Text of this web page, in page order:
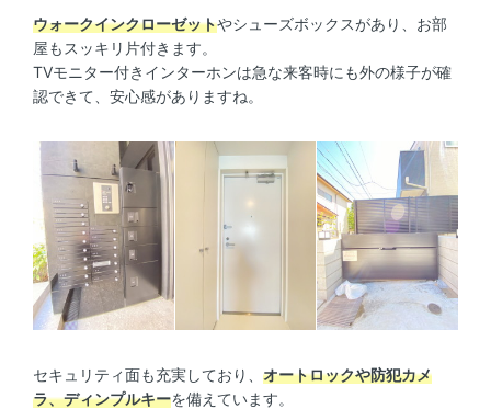
ウォークインクローゼットやシューズボックスがあり、お部
屋もスッキリ片付きます。
TVモニター付きインターホンは急な来客時にも外の様子が確
認できて、安心感がありますね。
セキュリティ面も充実しており、 オートロックや防犯カメ
ラ、ディンプルキーを備えています。